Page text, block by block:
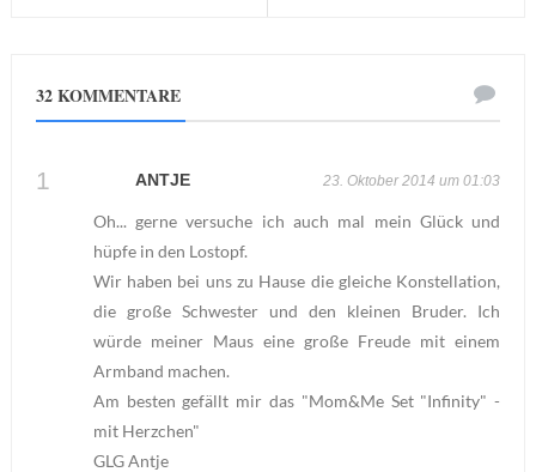
32 KOMMENTARE
ANTJE 23. Oktober 2014 um 01:03
Oh... gerne versuche ich auch mal mein Glück und
hüpfe in den Lostopf.
Wir haben bei uns zu Hause die gleiche Konstellation,
die große Schwester und den kleinen Bruder. Ich
würde meiner Maus eine große Freude mit einem
Armband machen.
Am besten gefällt mir das "Mom&Me Set "Infinity" -
mit Herzchen"
GLG Antje